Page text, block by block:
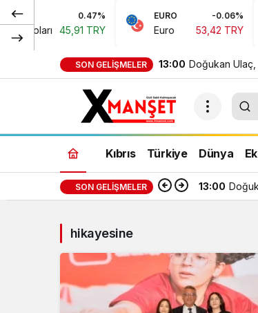
0.47%
Doları 45,91 TRY
EURO -0.06%
Euro 53,42 TRY
SON GELIŞMELER 13:00 Doğukan Ulaç,
Takımı ile
Kıbrıs Türkiye Dünya
SON GELIŞMELER 13:00
hikayesine